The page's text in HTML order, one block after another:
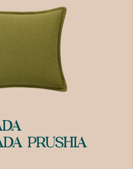
PRUSHIA